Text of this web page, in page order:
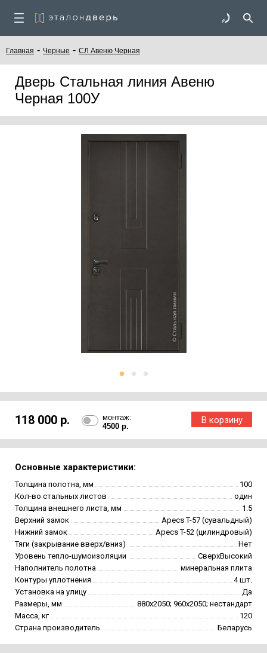
Главная - Черные - СЛ Авеню Черная
Дверь Стальная линия Авеню
Черная 100У
118 000 р.
монтаж:
4500 р.
Основные характеристики:
Толщина полотна, мм
100
Кол-во стальных листов
один
Толщина внешнего листа, мм
1.5
Верхний замок
Apecs T-57 (сувальдный)
Нижний замок
Apecs T-52 (цилиндровый)
Тяги (закрывание вверх/вниз)
Нет
Уровень тепло-шумоизоляции
СверхВысокий
Наполнитель полотна
минеральная плита
Контуры уплотнения
4 шт.
Установка на улицу
Да
Размеры, мм
880х2050; 960х2050; нестандарт
Масса, кг
120
Страна производитель
Беларусь